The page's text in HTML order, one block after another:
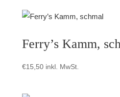
Ferry’s Kamm,
€15,50 inkl. MwSt.